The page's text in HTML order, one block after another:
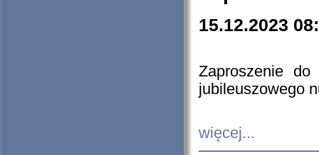
15.12.2023
Zaproszenie do
jubileuszowego
więcej...